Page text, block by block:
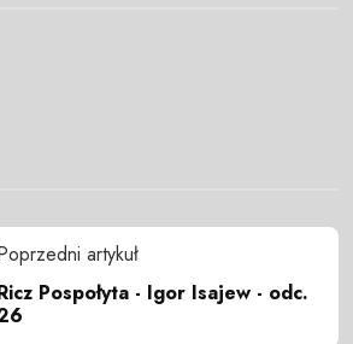
artykuł
Pospołyta - Igor Isajew - odc.